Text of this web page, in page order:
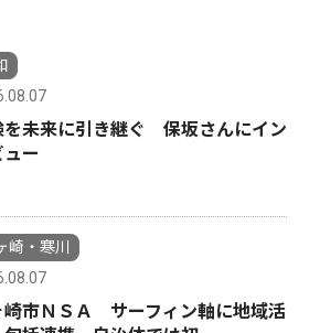
を未来に引き継ぐ 保坂さんにイン
ー
崎・寒川
崎市ＮＳＡ サーフィン軸に地域活